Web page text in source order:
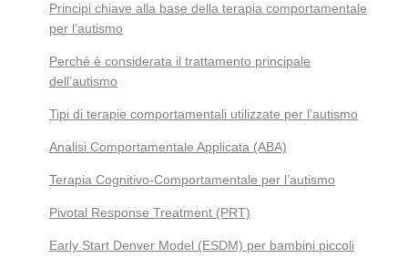
Principi chiave alla base della terapia comportamentale
per l’autismo
Perché è considerata il trattamento principale
dell’autismo
Tipi di terapie comportamentali utilizzate per l’autismo
Analisi Comportamentale Applicata (ABA)
Terapia Cognitivo-Comportamentale per l’autismo
Pivotal Response Treatment (PRT)
Early Start Denver Model (ESDM) per bambini piccoli